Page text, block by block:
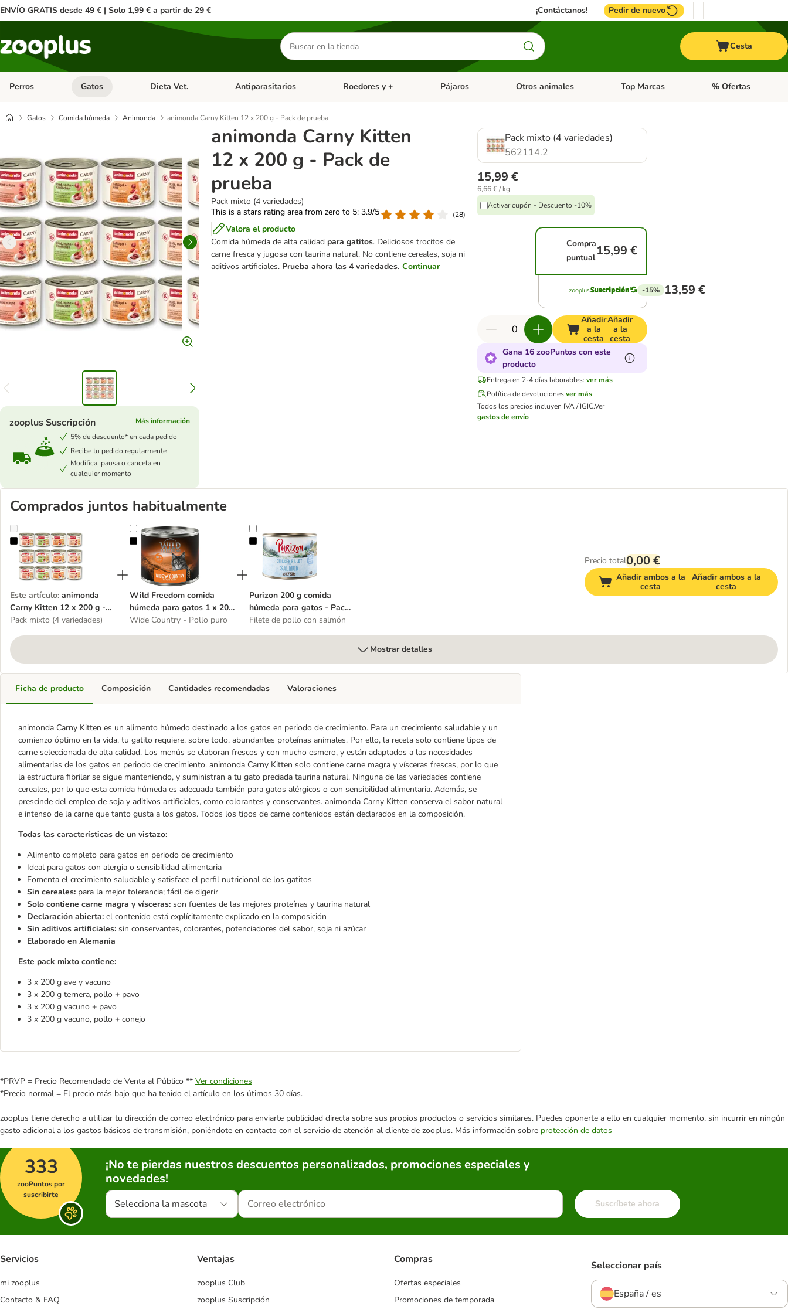
ENVÍO GRATIS desde 49 € | Solo 1,99 € a partir de 29 € ¡Contáctanos! Pedir de nuevo
Buscar
productos
Cesta
Perros Menú de categoria abierto: Perros
Gatos Menú de categoria abierto: Gatos
Dieta Vet. Menú de categoria abierto: Dieta Vet.
Antiparasitarios Menú de categoria abierto: Antiparasitarios
Roedores y + Menú de categoria abierto: Roedores y +
Pájaros Menú de categoria abierto: Pájaros
Otros animales Menú de categoria abierto: Otros animales
Top Marcas Menú de categoria
% Ofertas
Gatos Comida húmeda Animonda animonda Carny Kitten 12 x 200 g - Pack de prueba
animonda Carny Kitten
12 x 200 g - Pack de
prueba
Pack mixto (4 variedades)
This is a stars rating area from zero to 5: 3.9/5
(28)
Valora el producto
Comida húmeda de alta calidad para gatitos. Deliciosos trocitos de
carne fresca y jugosa con taurina natural. No contiene cereales, soja ni
aditivos artificiales. Prueba ahora las 4 variedades. Continuar
zooplus Suscripción
Más información
5% de descuento* en cada pedido
Recibe tu pedido regularmente
Modifica, pausa o cancela en
cualquier momento
Pack mixto (4 variedades)
562114.2
15,99 €
6,66 € / kg
Activar cupón - Descuento -10%
Compra
puntual 15,99 €
-15% 13,59 €
Añadir
a la
cesta
Añadir
a la
cesta
Gana 16 zooPuntos con este
producto
Entrega en 2-4 días laborables: ver más
Política de devolucionesver más
Todos los precios incluyen IVA / IGIC.Ver
gastos de envío
Comprados juntos habitualmente
animonda Carny Kitten 12 x 200 g - Pack de prueba
Este artículo: animonda
Carny Kitten 12 x 200 g -
Pack de prueba
Pack mixto (4 variedades)
Wild Freedom comida húmeda para gatos 1 x 200 g - lata única
Wild Freedom comida
húmeda para gatos 1 x 200
g - lata única
Wide Country - Pollo puro
Purizon 200 g comida húmeda para gatos - Pack de prueba
Purizon 200 g comida
húmeda para gatos - Pack
de prueba
Filete de pollo con salmón
Precio total0,00 €
Añadir ambos a la
cesta
Añadir ambos a la
cesta
Mostrar detalles
Ficha de producto
animonda Carny Kitten es un alimento húmedo destinado a los gatos en periodo de crecimiento. Para un crecimiento saludable y un
comienzo óptimo en la vida, tu gatito requiere, sobre todo, abundantes proteínas animales. Por ello, la receta solo contiene tipos de
carne seleccionada de alta calidad. Los menús se elaboran frescos y con mucho esmero, y están adaptados a las necesidades
alimentarias de los gatos en periodo de crecimiento. animonda Carny Kitten solo contiene carne magra y vísceras frescas, por lo que
la estructura fibrilar se sigue manteniendo, y suministran a tu gato preciada taurina natural. Ninguna de las variedades contiene
cereales, por lo que esta comida húmeda es adecuada también para gatos alérgicos o con sensibilidad alimentaria. Además, se
prescinde del empleo de soja y aditivos artificiales, como colorantes y conservantes. animonda Carny Kitten conserva el sabor natural
e intenso de la carne que tanto gusta a los gatos. Todos los tipos de carne contenidos están declarados en la composición.
Todas las características de un vistazo:
Alimento completo para gatos en periodo de crecimiento
Ideal para gatos con alergia o sensibilidad alimentaria
Fomenta el crecimiento saludable y satisface el perfil nutricional de los gatitos
Sin cereales: para la mejor tolerancia; fácil de digerir
Solo contiene carne magra y vísceras: son fuentes de las mejores proteínas y taurina natural
Declaración abierta: el contenido está explícitamente explicado en la composición
Sin aditivos artificiales: sin conservantes, colorantes, potenciadores del sabor, soja ni azúcar
Elaborado en Alemania
Este pack mixto contiene:
3 x 200 g ave y vacuno
3 x 200 g ternera, pollo + pavo
3 x 200 g vacuno + pavo
3 x 200 g vacuno, pollo + conejo
Composición Cantidades recomendadas Valoraciones
*PRVP = Precio Recomendado de Venta al Público ** Ver condiciones
*Precio normal = El precio más bajo que ha tenido el artículo en los útimos 30 días.
zooplus tiene derecho a utilizar tu dirección de correo electrónico para enviarte publicidad directa sobre sus propios productos o servicios similares. Puedes oponerte a ello en cualquier momento, sin incurrir en ningún
gasto adicional a los gastos básicos de transmisión, poniéndote en contacto con el servicio de atención al cliente de zooplus. Más información sobre protección de datos
333
zooPuntos por
suscribirte
¡No te pierdas nuestros descuentos personalizados, promociones especiales y
novedades!
Selecciona la mascota Suscríbete ahora
Servicios
mi zooplus
Contacto & FAQ
Ventajas
zooplus Club
zooplus Suscripción
Compras
Ofertas especiales
Promociones de temporada
Seleccionar país
España / es